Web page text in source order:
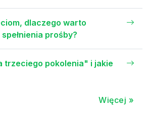
dlaczego warto
prośby?
trzeciego pokolenia" i jakie
Więcej »